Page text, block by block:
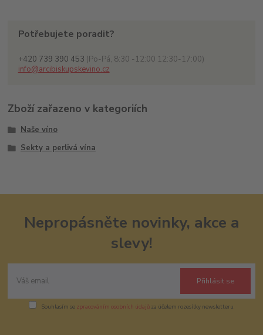
Potřebujete poradit?
+420 739 390 453 (Po-Pá, 8:30 -12:00 12:30-17:00)
info@arcibiskupskevino.cz
Zboží zařazeno v kategoriích
Naše víno
Sekty a perlivá vína
Nepropásněte novinky, akce a
slevy!
Přihlásit se
Souhlasím se zpracováním osobních údajůza účelem rozesílky newsletteru.